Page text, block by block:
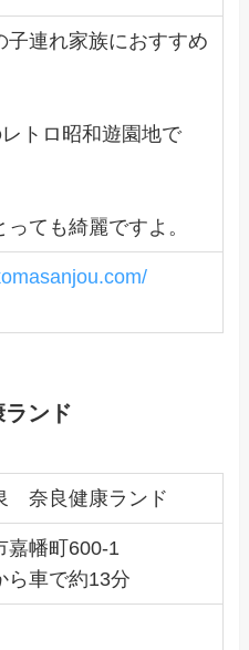
子連れ家族におすすめ
トロ昭和遊園地で
ても綺麗ですよ。
ンド
奈良健康ランド
嘉幡町600-1
ら車で約13分